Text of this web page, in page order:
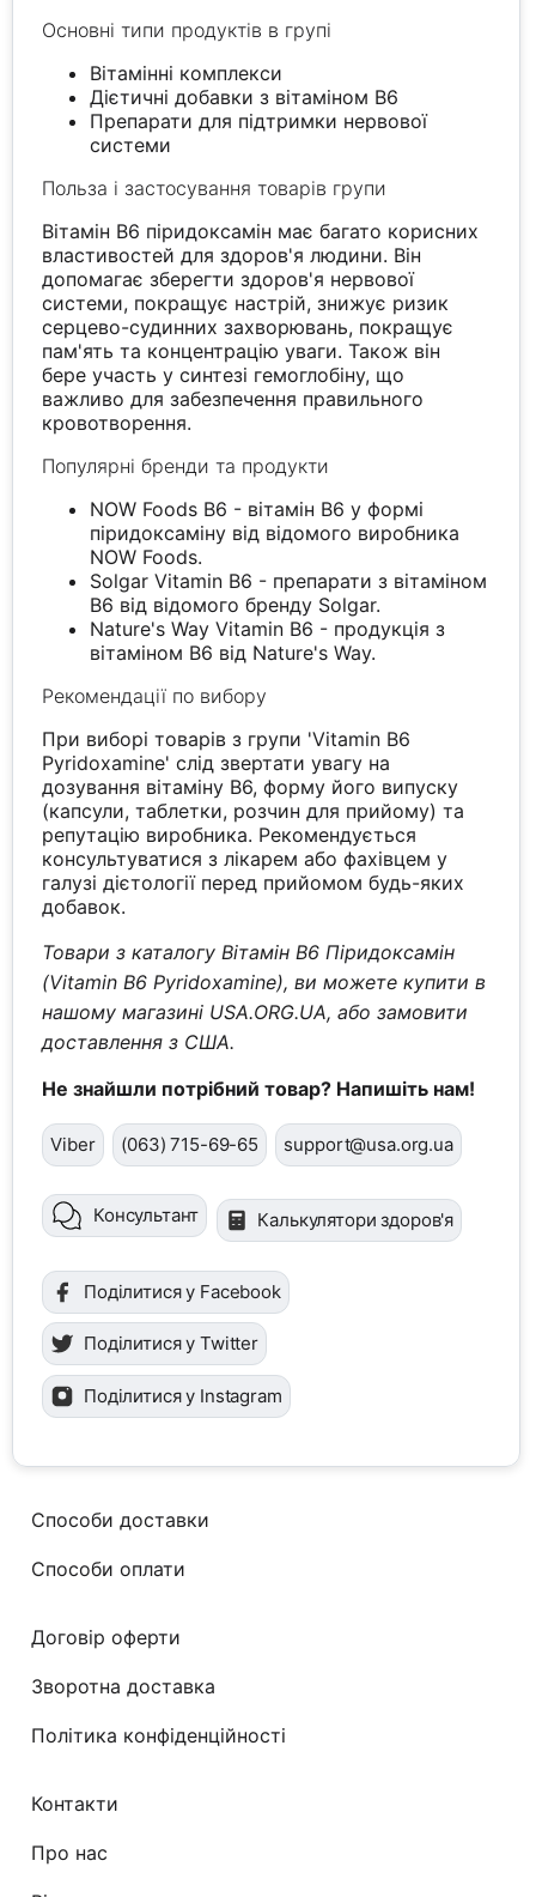
Основні типи продуктів в групі
Вітамінні комплекси
Дієтичні добавки з вітаміном B6
Препарати для підтримки нервової
системи
Польза і застосування товарів групи
Вітамін B6 піридоксамін має багато корисних
властивостей для здоров'я людини. Він
допомагає зберегти здоров'я нервової
системи, покращує настрій, знижує ризик
серцево-судинних захворювань, покращує
пам'ять та концентрацію уваги. Також він
бере участь у синтезі гемоглобіну, що
важливо для забезпечення правильного
кровотворення.
Популярні бренди та продукти
NOW Foods B6 - вітамін B6 у формі
піридоксаміну від відомого виробника
NOW Foods.
Solgar Vitamin B6 - препарати з вітаміном
B6 від відомого бренду Solgar.
Nature's Way Vitamin B6 - продукція з
вітаміном B6 від Nature's Way.
Рекомендації по вибору
При виборі товарів з групи 'Vitamin B6
Pyridoxamine' слід звертати увагу на
дозування вітаміну B6, форму його випуску
(капсули, таблетки, розчин для прийому) та
репутацію виробника. Рекомендується
консультуватися з лікарем або фахівцем у
галузі дієтології перед прийомом будь-яких
добавок.
Товари з каталогу Вітамін B6 Піридоксамін
(Vitamin B6 Pyridoxamine), ви можете купити в
нашому магазині USA.ORG.UA, або замовити
доставлення з США.
Не знайшли потрібний товар? Напишіть нам!
Viber (063) 715-69-65 support@usa.org.ua
Консультант Калькулятори здоров'я
Поділитися у Facebook
Поділитися у Twitter
Поділитися у Instagram
Способи доставки
Способи оплати
Договір оферти
Зворотна доставка
Політика конфіденційності
Контакти
Про нас